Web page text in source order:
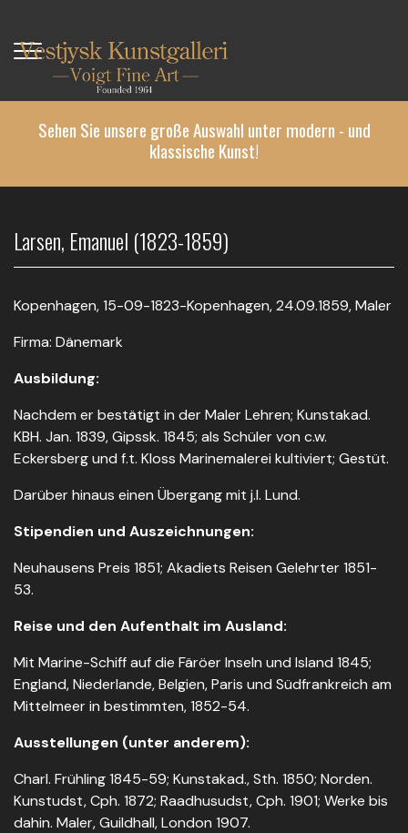
Inhalt
Sehen Sie unsere große Auswahl unter modern - und
klassische Kunst!
Larsen, Emanuel (1823-1859)
Kopenhagen, 15-09-1823-Kopenhagen, 24.09.1859, Maler
Firma: Dänemark
Ausbildung:
Nachdem er bestätigt in der Maler Lehren; Kunstakad.
KBH. Jan. 1839, Gipssk. 1845; als Schüler von c.w.
Eckersberg und f.t. Kloss Marinemalerei kultiviert; Gestüt.
Darüber hinaus einen Übergang mit j.l. Lund.
Stipendien und Auszeichnungen:
Neuhausens Preis 1851; Akadiets Reisen Gelehrter 1851-
53.
Reise und den Aufenthalt im Ausland:
Mit Marine-Schiff auf die Färöer Inseln und Island 1845;
England, Niederlande, Belgien, Paris und Südfrankreich am
Mittelmeer in bestimmten, 1852-54.
Ausstellungen (unter anderem):
Charl. Frühling 1845-59; Kunstakad., Sth. 1850; Norden.
Kunstudst, Cph. 1872; Raadhusudst, Cph. 1901; Werke bis
dahin. Maler, Guildhall, London 1907.